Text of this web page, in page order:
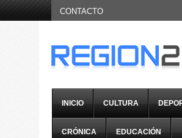
INICIO CULTURA
CRÓNICA EDUCACIÓN